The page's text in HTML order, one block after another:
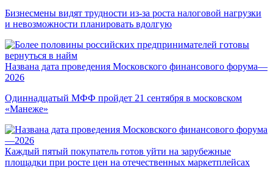
Бизнесмены видят трудности из-за роста налоговой нагрузки
и невозможности планировать вдолгую
Названа дата проведения Московского финансового форума—
2026
Одиннадцатый МФФ пройдет 21 сентября в московском
«Манеже»
Каждый пятый покупатель готов уйти на зарубежные
площадки при росте цен на отечественных маркетплейсах